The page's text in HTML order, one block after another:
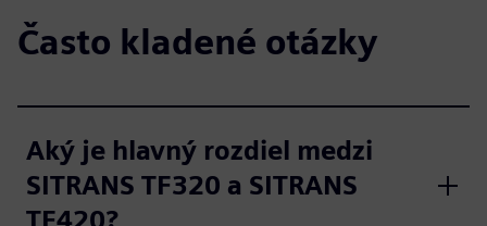
Často kladené otázky
Aký je hlavný rozdiel medzi
SITRANS TF320 a SITRANS